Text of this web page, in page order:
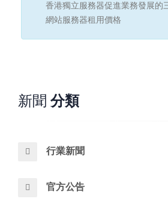
香港獨立服務器促進業務發展的
網站服務器租用價格
新聞 分類
行業新聞
官方公告